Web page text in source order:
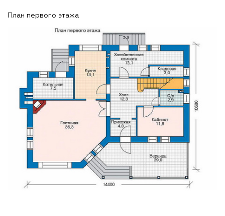
План первого этажа